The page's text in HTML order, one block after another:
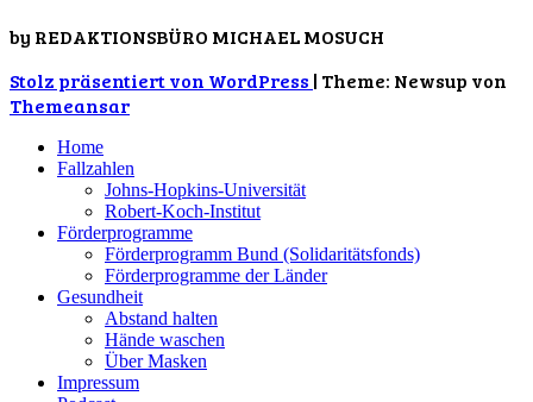
by REDAKTIONSBÜRO MICHAEL MOSUCH
Stolz präsentiert von WordPress | Theme: Newsup von
Themeansar
Home
Fallzahlen
Johns-Hopkins-Universität
Robert-Koch-Institut
Förderprogramme
Förderprogramm Bund (Solidaritätsfonds)
Förderprogramme der Länder
Gesundheit
Abstand halten
Hände waschen
Über Masken
Impressum